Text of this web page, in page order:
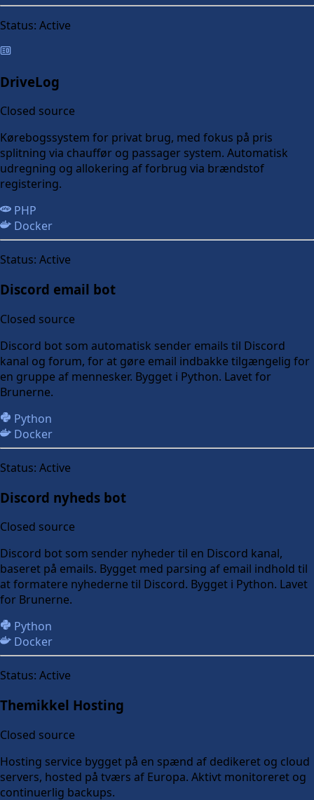
Status: Active
DriveLog
Closed source
Kørebogssystem for privat brug, med fokus på pris
splitning via chauffør og passager system. Automatisk
udregning og allokering af forbrug via brændstof
registering.
PHP
Docker
Status: Active
Discord email bot
Closed source
Discord bot som automatisk sender emails til Discord
kanal og forum, for at gøre email indbakke tilgængelig for
en gruppe af mennesker. Bygget i Python. Lavet for
Brunerne.
Python
Docker
Status: Active
Discord nyheds bot
Closed source
Discord bot som sender nyheder til en Discord kanal,
baseret på emails. Bygget med parsing af email indhold til
at formatere nyhederne til Discord. Bygget i Python. Lavet
for Brunerne.
Python
Docker
Status: Active
Themikkel Hosting
Closed source
Hosting service bygget på en spænd af dedikeret og cloud
servers, hosted på tværs af Europa. Aktivt monitoreret og
continuerlig backups.